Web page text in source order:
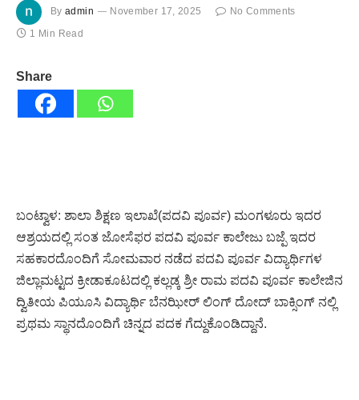
By admin November 17, 2025
No Comments
1 Min Read
Share
ಬಂಟ್ವಾಳ: ಶಾಲಾ ಶಿಕ್ಷಣ ಇಲಾಖೆ(ಪದವಿ ಪೂರ್ವ) ಮಂಗಳೂರು ಇದರ
ಆಶ್ರಯದಲ್ಲಿ ಸಂತ ಜೋಸೆಫರ ಪದವಿ ಪೂರ್ವ ಕಾಲೇಜು ಬಜ್ಪೆ ಇದರ
ಸಹಕಾರದೊಂದಿಗೆ ಸೋಮವಾರ ನಡೆದ ಪದವಿ ಪೂರ್ವ ವಿದ್ಯಾರ್ಥಿಗಳ
ಜಿಲ್ಲಾಮಟ್ಟದ ಕ್ರೀಡಾಕೂಟದಲ್ಲಿ ಕಲ್ಲಡ್ಕ ಶ್ರೀ ರಾಮ ಪದವಿ ಪೂರ್ವ ಕಾಲೇಜಿನ
ದ್ವಿತೀಯ ಪಿಯೂಸಿ ವಿದ್ಯಾರ್ಥಿ ಬೆನಝೀರ್ ಲಿಂಗ್ ದೋದ್ ಬಾಕ್ಸಿಂಗ್ ನಲ್ಲಿ
ಪ್ರಥಮ ಸ್ಥಾನದೊಂದಿಗೆ ಚಿನ್ನದ ಪದಕ ಗೆದ್ದುಕೊಂಡಿದ್ದಾನೆ.